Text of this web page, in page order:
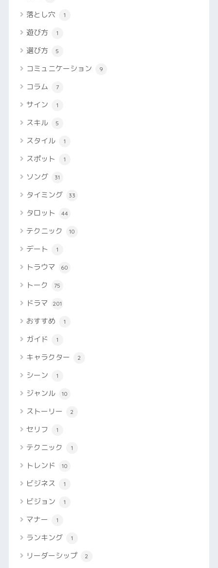
落とし穴 1
遊び方 1
選び方 5
コミュニケーション 9
コラム 7
サイン 1
スキル 5
スタイル 1
スポット 1
ソング 31
タイミング 33
タロット 44
テクニック 10
デート 1
トラウマ 60
トーク 75
ドラマ 201
おすすめ 1
ガイド 1
キャラクター 2
シーン 1
ジャンル 10
ストーリー 2
セリフ 1
テクニック 1
トレンド 10
ビジネス 1
ビジョン 1
マナー 1
ランキング 1
リーダーシップ 2